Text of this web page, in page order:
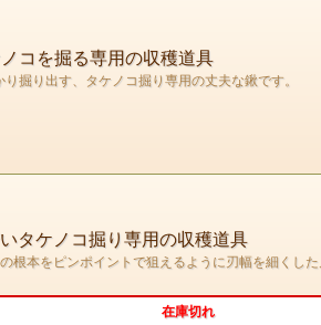
コを掘る専用の収穫道具
掘り出す、タケノコ掘り専用の丈夫な鍬です。
タケノコ掘り専用の収穫道具
本をピンポイントで狙えるように刃幅を細くした
在庫切れ